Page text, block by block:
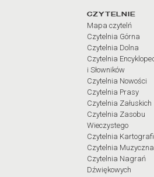
otwarciaLinki
CZYTELNIE
Mapa czytelń
Czytelnia Górna
Czytelnia Dolna
Czytelnia
i Słowników
Czytelnia Nowości
Czytelnia Prasy
Czytelnia Załuskich
Czytelnia Zasobu
Wieczystego
Czytelnia
Czytelnia Muzyczna
Czytelnia Nagrań
Dźwiękowych